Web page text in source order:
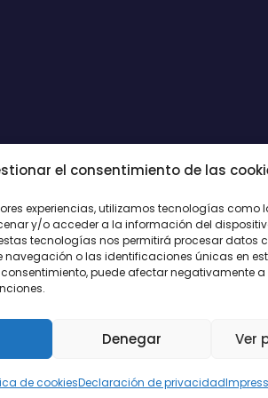
el consentimiento de las
experiencias, utilizamos tecnologías como
y/o acceder a la información del
tecnologías nos permitirá procesar datos
o las identificaciones únicas en
consentimiento, puede afectar negativamente a
Denegar Ver
de cookiesDeclaración de privacidad
CONTACTO
|Política de Cookies|Privacidad